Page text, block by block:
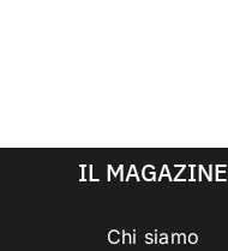
IL MAGAZINE
Chi siamo